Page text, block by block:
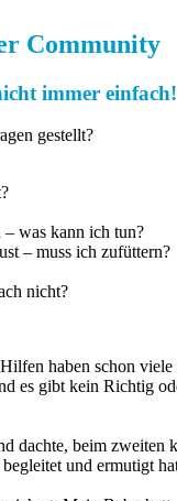
Community
immer einfach!
gestellt?
was kann ich tun?
– muss ich zufüttern?
nicht?
haben schon
es gibt kein Richtig
dachte, beim zweiten
und ermutigt